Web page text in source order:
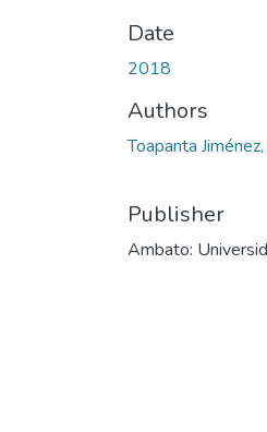
Date
2018
Authors
Toapanta
Publisher
Ambato: